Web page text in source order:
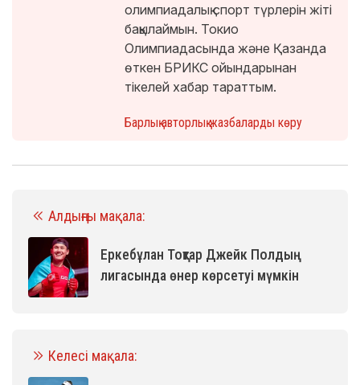
олимпиадалық спорт түрлерін жіті
бақылаймын. Токио
Олимпиадасында және Қазанда
өткен БРИКС ойындарынан
тікелей хабар тараттым.
Барлық авторлық жазбаларды көру
Алдыңғы мақала:
Еркебұлан Тоқтар Джейк Полдың
лигасында өнер көрсетуі мүмкін
Келесі мақала: